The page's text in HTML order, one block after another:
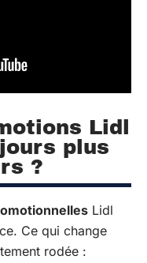
Lidl
plus
?
Lidl
Ce qui change
rodée :